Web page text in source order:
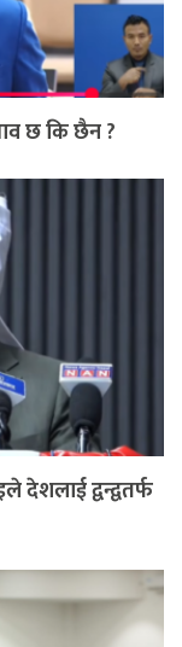
छ कि छैन ?
देशलाई द्वन्द्वतर्फ